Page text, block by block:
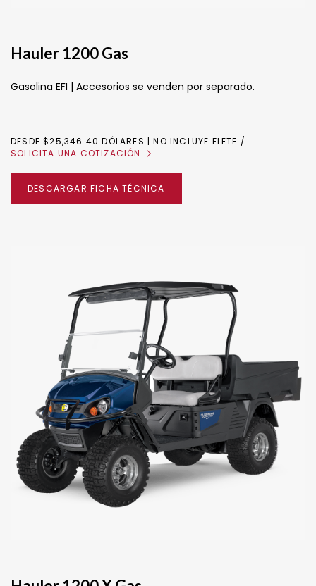
Hauler 1200 Gas
Gasolina EFI | Accesorios se venden por separado.
DESDE $25,346.40 DÓLARES | NO INCLUYE FLETE
SOLICITA UNA COTIZACIÓN
DESCARGAR FICHA TÉCNICA